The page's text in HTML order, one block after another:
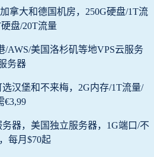
拿大和德国机房，250G硬盘/1T流
盘/20T流量
/AWS/美国洛杉矶等地VPS云服务
务器
选汉堡和不来梅，2G内存/1T流量/
€3,99
器，美国独立服务器，1G端口/不
每月$70起